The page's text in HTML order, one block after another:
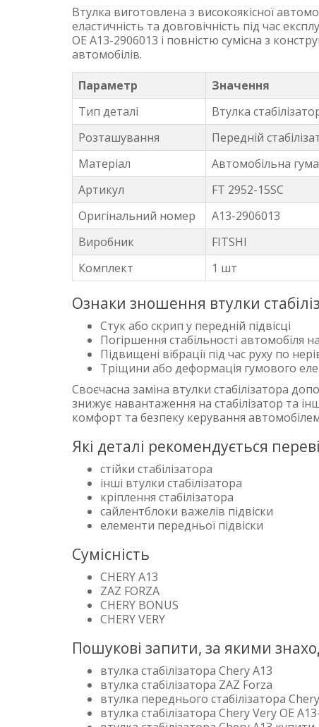
Втулка виготовлена з високоякісної
еластичність та довговічність під час
OE A13-2906013 і повністю сумісна з
автомобілів.
Параметр
Значення
Тип деталі
Втулка
Розташування
Передній
Матеріал
Автомобільна гума
Артикул
FT 2952-15SC
Оригінальний номер
A13-2906013
Виробник
FITSHI
Комплект
1 шт
Ознаки зношення втулки
Стук або скрип у передній підвісці
Погіршення стабільності автомобіля
Підвищені вібрації під час руху по
Тріщини або деформація гумового
Своєчасна заміна втулки стабілізатора
знижує навантаження на стабілізатор та
комфорт та безпеку керування
Які деталі рекомендується
стійки стабілізатора
інші втулки стабілізатора
кріплення стабілізатора
сайлентблоки важелів підвіски
елементи передньої підвіски
Сумісність
CHERY A13
ZAZ FORZA
CHERY BONUS
CHERY VERY
Пошукові запити, за якими
втулка стабілізатора Chery A13
втулка стабілізатора ZAZ Forza
втулка переднього стабілізатора
втулка стабілізатора Chery Very OE